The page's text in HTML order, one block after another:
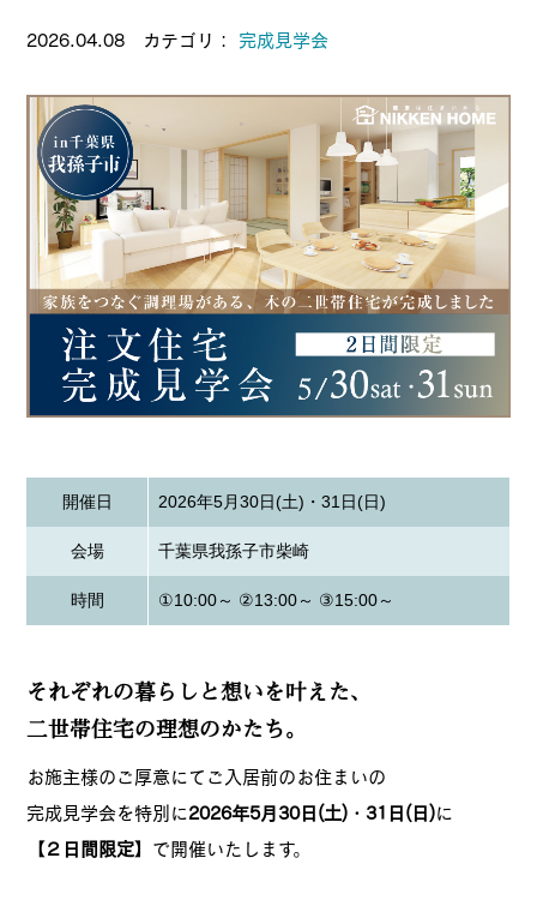
2026.04.08 カテゴリ： 完成見学会
開催日 2026年5月30日(土)・31日(日)
会場 千葉県我孫子市柴崎
時間 ①10:00～ ②13:00～ ③15:00～
それぞれの暮らしと想いを叶えた、
二世帯住宅の理想のかたち。
お施主様のご厚意にてご入居前のお住まいの
完成見学会を特別に 2026年5月30日(土)・31日(日 )に
【２日間限定】 で開催いたします。